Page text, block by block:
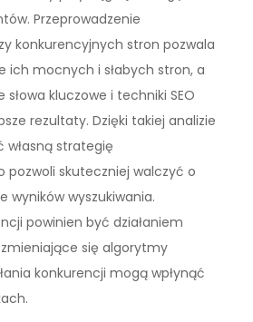
Przeprowadzenie
konkurencyjnych stron pozwala
ich mocnych i słabych stron, a
słowa kluczowe i techniki SEO
rezultaty. Dzięki takiej analizie
własną strategię
pozwoli skuteczniej walczyć o
wyników wyszukiwania.
powinien być działaniem
się algorytmy
konkurencji mogą wpłynąć